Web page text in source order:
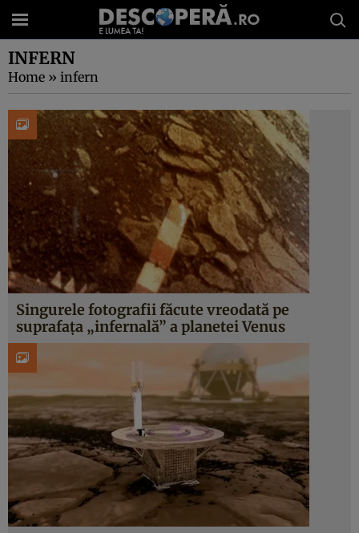
INFERN
Home » infern
Singurele fotografii făcute vreodată pe
suprafața „infernală” a planetei Venus